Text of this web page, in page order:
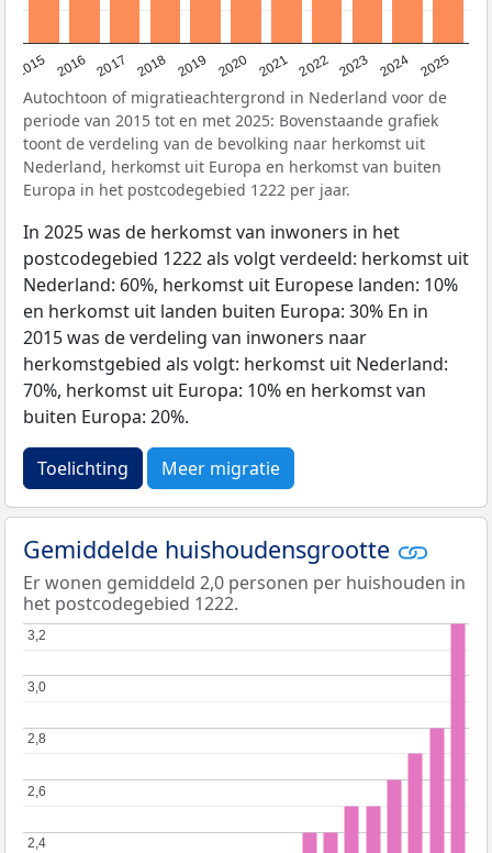
2015 2016 2017 2018 2019 2020 2021 2022 2023 2024 2025
Autochtoon of migratieachtergrond in Nederland voor de
periode van 2015 tot en met 2025: Bovenstaande grafiek
toont de verdeling van de bevolking naar herkomst uit
Nederland, herkomst uit Europa en herkomst van buiten
Europa in het postcodegebied 1222 per jaar.
In 2025 was de herkomst van inwoners in het
postcodegebied 1222 als volgt verdeeld: herkomst uit
Nederland: 60%, herkomst uit Europese landen: 10%
en herkomst uit landen buiten Europa: 30% En in
2015 was de verdeling van inwoners naar
herkomstgebied als volgt: herkomst uit Nederland:
70%, herkomst uit Europa: 10% en herkomst van
buiten Europa: 20%.
Toelichting Meer migratie
Gemiddelde huishoudensgrootte
Er wonen gemiddeld 2,0 personen per huishouden in
het postcodegebied 1222.
2,4
2,4
2,6
2,6
2,8
2,8
3,0
3,0
3,2
3,2